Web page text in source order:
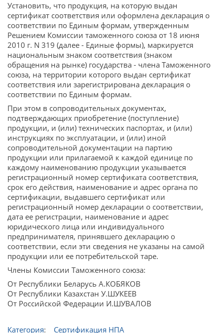
Установить, что продукция, на которую выдан
сертификат соответствия или оформлена декларация о
соответствии по Единым формам, утвержденным
Решением Комиссии таможенного союза от 18 июня
2010 г. N 319 (далее - Единые формы), маркируется
национальным знаком соответствия (знаком
обращения на рынке) государства - члена Таможенного
союза, на территории которого выдан сертификат
соответствия или зарегистрирована декларация о
соответствии по Единым формам.
При этом в сопроводительных документах,
подтверждающих приобретение (поступление)
продукции, и (или) технических паспортах, и (или)
инструкциях по эксплуатации, и (или) иной
сопроводительной документации на партию
продукции или прилагаемой к каждой единице по
каждому наименованию продукции указывается
регистрационный номер сертификата соответствия,
срок его действия, наименование и адрес органа по
сертификации, выдавшего сертификат или
регистрационный номер декларации о соответствии,
дата ее регистрации, наименование и адрес
юридического лица или индивидуального
предпринимателя, принявшего декларацию о
соответствии, если эти сведения не указаны на самой
продукции или ее потребительской таре.
Члены Комиссии Таможенного союза:
От Республики Беларусь А.КОБЯКОВ
От Республики Казахстан У.ШУКЕЕВ
От Российской Федерации И.ШУВАЛОВ
Категория: Сертификация НПА